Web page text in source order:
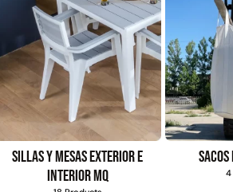
Sillas y mesas exterior e
interior MQ
4
22%
1/4"
6.4mm hypalon sin
tela 3 MPA
Empaquetadura 3/
4.8mm neopreno